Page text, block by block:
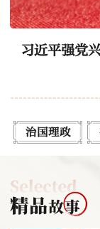
习近平强党
治国理政